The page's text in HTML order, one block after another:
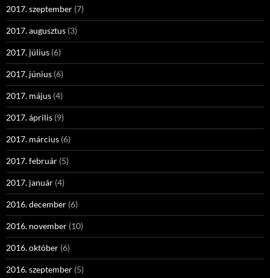
2017. szeptember (7)
2017. augusztus (3)
2017. július (6)
2017. június (6)
2017. május (4)
2017. április (9)
2017. március (6)
2017. február (5)
2017. január (4)
2016. december (6)
2016. november (10)
2016. október (6)
2016. szeptember (5)